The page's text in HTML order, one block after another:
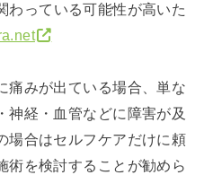
わっている可能性が高いた
痛みが出ている場合、単な
神経・血管などに障害が及
場合はセルフケアだけに頼
術を検討することが勧めら